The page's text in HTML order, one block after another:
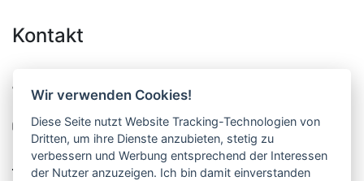
Kontakt
Pucher Straße 10, Fürstenfeldbruck
08141-12269
shop@englschalk.de
Wir verwenden Cookies!
Diese Seite nutzt Website Tracking-Technologien von
Dritten, um ihre Dienste anzubieten, stetig zu
verbessern und Werbung entsprechend der Interessen
der Nutzer anzuzeigen. Ich bin damit einverstanden